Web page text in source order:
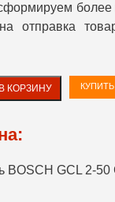
более
В КОРЗИНУ КУПИТЬ